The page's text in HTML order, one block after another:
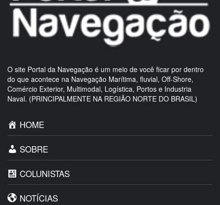
O site Portal da Navegação é um meio de você ficar por dentro
do que acontece na Navegação Marítima, fluvial, Off-Shore,
Comércio Exterior, Multimodal, Logística, Portos e Industria
Naval. (PRINCIPALMENTE NA REGIÃO NORTE DO BRASIL)
HOME
SOBRE
COLUNISTAS
NOTÍCIAS